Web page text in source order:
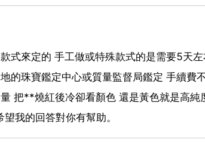
式來定的 手工做或特殊款式的是需要5天
的珠寶鑑定中心或質量監督局鑑定 手續
把**燒紅後冷卻看顏色 還是黃色就是高
我的回答對你有幫助。